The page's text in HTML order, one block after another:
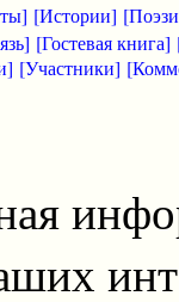
[Истории]
[Гостевая книга]
[Участники]